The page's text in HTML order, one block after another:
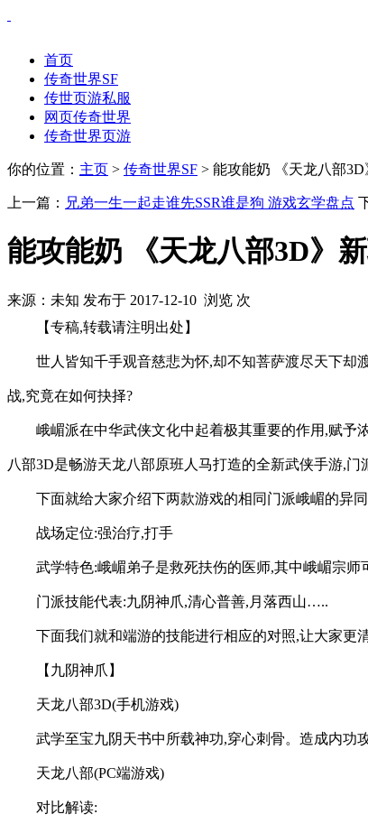
首页
传奇世界SF
传世页游私服
网页传奇世界
传奇世界页游
你的位置： 主页 > 传奇世界SF > 能攻能奶 《天龙八部
上一篇： 兄弟一生一起走谁先SSR谁是狗 游戏玄学盘点
能攻能奶 《天龙八部3D》
来源：未知 发布于 2017-12-10 浏览 次
【专稿,转载请注明出处】
世人皆知千手观音慈悲为怀,却不知菩萨渡尽天下却
战,究竟在如何抉择?
峨嵋派在中华武侠文化中起着极其重要的作用,赋予
八部3D是畅游天龙八部原班人马打造的全新武侠手游,
下面就给大家介绍下两款游戏的相同门派峨嵋的异
战场定位:强治疗,打手
武学特色:峨嵋弟子是救死扶伤的医师,其中峨嵋宗
门派技能代表:九阴神爪,清心普善,月落西山…..
下面我们就和端游的技能进行相应的对照,让大家更
【九阴神爪】
天龙八部3D(手机游戏)
武学至宝九阴天书中所载神功,穿心刺骨。造成内功
天龙八部(PC端游戏)
对比解读: